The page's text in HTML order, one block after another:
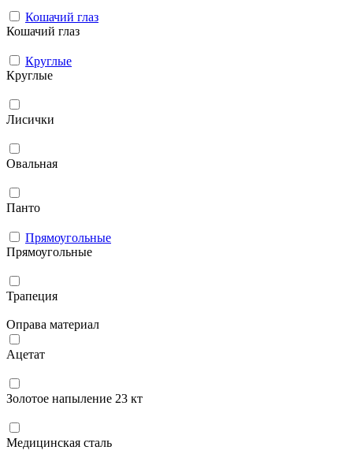
Кошачий глаз
Кошачий глаз
Круглые
Круглые
Лисички
Овальная
Панто
Прямоугольные
Прямоугольные
Трапеция
Оправа материал
Ацетат
Золотое напыление 23 кт
Медицинская сталь